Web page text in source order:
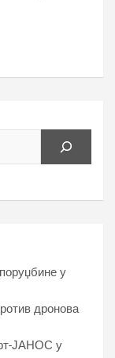
у
дронова
ЈАНОС у